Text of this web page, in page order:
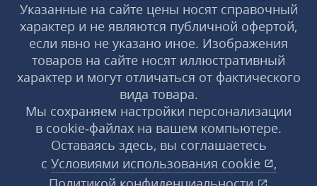
Указанные на сайте цены носят справочный
характер и не являются публичной офертой,
если явно не указано иное. Изображения
товаров на сайте носят иллюстративный
характер и могут отличаться от фактического
вида товара.
Мы сохраняем настройки персонализации
в cookie‑файлах на вашем компьютере.
Оставаясь здесь, вы соглашаетесь
с Условиями использования cookie
,